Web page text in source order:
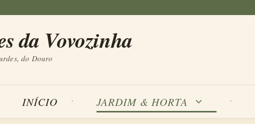
da Vovozinha
do Douro
INÍCIO JARDIM & HORTA